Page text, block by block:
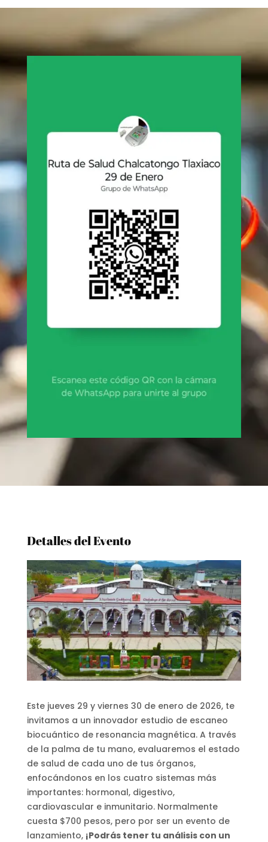
Detalles del Evento
Este jueves 29 y viernes 30 de enero de 2026, te
invitamos a un innovador estudio de escaneo
biocuántico de resonancia magnética. A través
de la palma de tu mano, evaluaremos el estado
de salud de cada uno de tus órganos,
enfocándonos en los cuatro sistemas más
importantes: hormonal, digestivo,
cardiovascular e inmunitario. Normalmente
cuesta $700 pesos, pero por ser un evento de
lanzamiento, ¡Podrás tener tu análisis con un